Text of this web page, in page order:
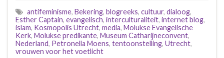
antifeminisme, Bekering, blogreeks, cultuur, dialoog,
Esther Captain, evangelisch, interculturaliteit, internet blog,
islam, Kosmopolis Utrecht, media, Molukse Evangelische
Kerk, Molukse predikante, Museum Catharijneconvent,
Nederland, Petronella Moens, tentoonstelling, Utrecht,
vrouwen voor het voetlicht